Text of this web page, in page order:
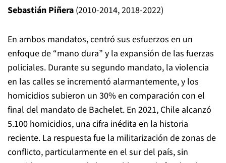
Sebastián Piñera (2010-2014, 2018-2022)
En ambos mandatos, centró sus esfuerzos en un
enfoque de “mano dura” y la expansión de las fuerzas
policiales. Durante su segundo mandato, la violencia
en las calles se incrementó alarmantemente, y los
homicidios subieron un 30% en comparación con el
final del mandato de Bachelet. En 2021, Chile alcanzó
5.100 homicidios, una cifra inédita en la historia
reciente. La respuesta fue la militarización de zonas de
conflicto, particularmente en el sur del país, sin